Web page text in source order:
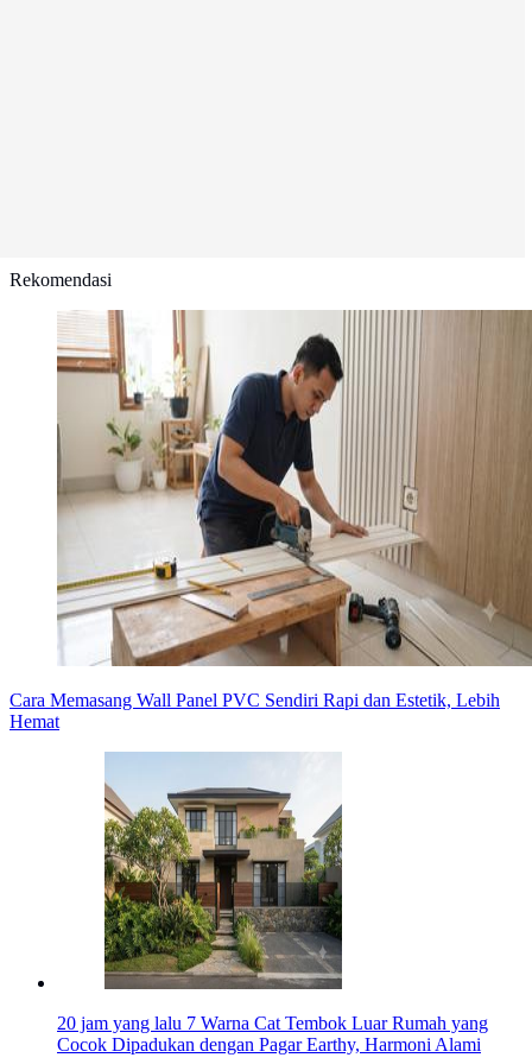
Rekomendasi
Cara Memasang Wall Panel PVC Sendiri Rapi dan Estetik, Lebih
Hemat
20 jam yang lalu 7 Warna Cat Tembok Luar Rumah yang
Cocok Dipadukan dengan Pagar Earthy, Harmoni Alami